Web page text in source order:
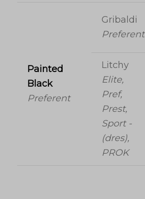
Painted
Black
Preferent
Gribaldi
Preferent
Litchy
Elite,
Pref,
Prest,
Sport -
(dres),
PROK